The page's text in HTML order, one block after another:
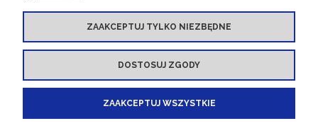
OFERTA INNE PRODUKTY
BOOKBINDINGMATERIALS.EU - your e-shop
for bookbinding covering materials
ZAAKCEPTUJ TYLKO NIEZBĘDNE
DOSTOSUJ ZGODY
ZAAKCEPTUJ WSZYSTKIE